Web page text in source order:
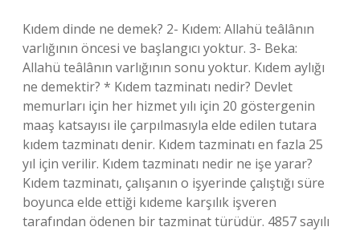
Kıdem dinde ne demek? 2- Kıdem: Allahü teâlânın
varlığının öncesi ve başlangıcı yoktur. 3- Beka:
Allahü teâlânın varlığının sonu yoktur. Kıdem aylığı
ne demektir? * Kıdem tazminatı nedir? Devlet
memurları için her hizmet yılı için 20 göstergenin
maaş katsayısı ile çarpılmasıyla elde edilen tutara
kıdem tazminatı denir. Kıdem tazminatı en fazla 25
yıl için verilir. Kıdem tazminatı nedir ne işe yarar?
Kıdem tazminatı, çalışanın o işyerinde çalıştığı süre
boyunca elde ettiği kıdeme karşılık işveren
tarafından ödenen bir tazminat türüdür. 4857 sayılı